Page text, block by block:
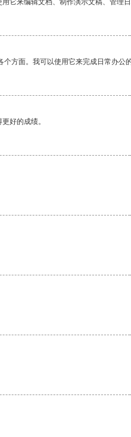
它来编辑文档、制作演示文稿、管理日
方面。我可以使用它来完成日常办公
好的成绩。